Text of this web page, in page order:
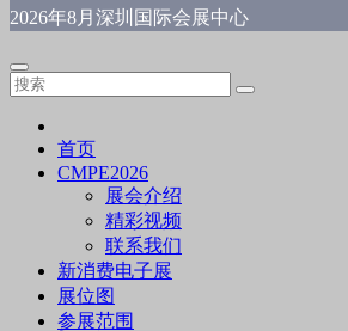
2026年8月深圳国际会展中心
首页
CMPE2026
展会介绍
精彩视频
联系我们
新消费电子展
展位图
参展范围